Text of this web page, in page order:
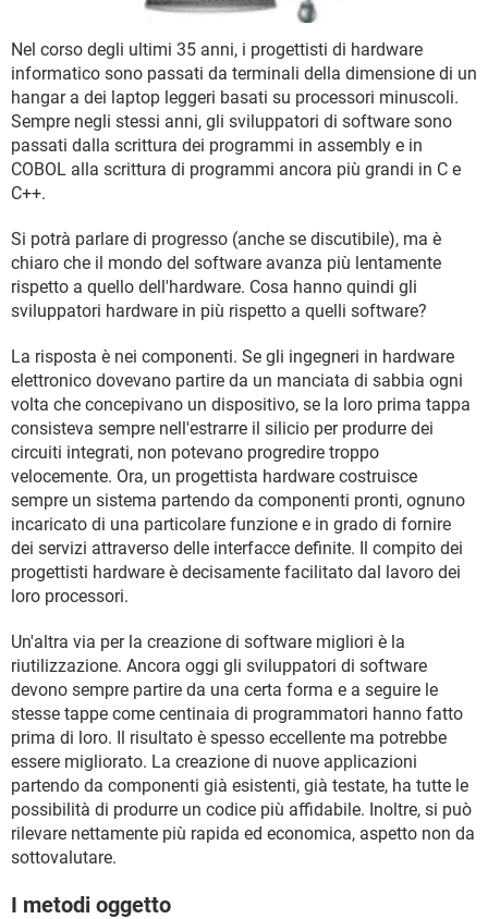
FACEBOOK
HARDWARE
Nel corso degli ultimi 35 anni, i progettisti di hardware
informatico sono passati da terminali della dimensione di un
hangar a dei laptop leggeri basati su processori minuscoli.
Sempre negli stessi anni, gli sviluppatori di software sono
passati dalla scrittura dei programmi in assembly e in
COBOL alla scrittura di programmi ancora più grandi in C e
C++.
Si potrà parlare di progresso (anche se discutibile), ma è
chiaro che il mondo del software avanza più lentamente
rispetto a quello dell'hardware. Cosa hanno quindi gli
sviluppatori hardware in più rispetto a quelli software?
La risposta è nei componenti. Se gli ingegneri in hardware
elettronico dovevano partire da un manciata di sabbia ogni
volta che concepivano un dispositivo, se la loro prima tappa
consisteva sempre nell'estrarre il silicio per produrre dei
circuiti integrati, non potevano progredire troppo
velocemente. Ora, un progettista hardware costruisce
sempre un sistema partendo da componenti pronti, ognuno
incaricato di una particolare funzione e in grado di fornire
dei servizi attraverso delle interfacce definite. Il compito dei
progettisti hardware è decisamente facilitato dal lavoro dei
loro processori.
Un'altra via per la creazione di software migliori è la
riutilizzazione. Ancora oggi gli sviluppatori di software
devono sempre partire da una certa forma e a seguire le
stesse tappe come centinaia di programmatori hanno fatto
prima di loro. Il risultato è spesso eccellente ma potrebbe
essere migliorato. La creazione di nuove applicazioni
partendo da componenti già esistenti, già testate, ha tutte le
possibilità di produrre un codice più affidabile. Inoltre, si può
rilevare nettamente più rapida ed economica, aspetto non da
sottovalutare.
I metodi oggetto